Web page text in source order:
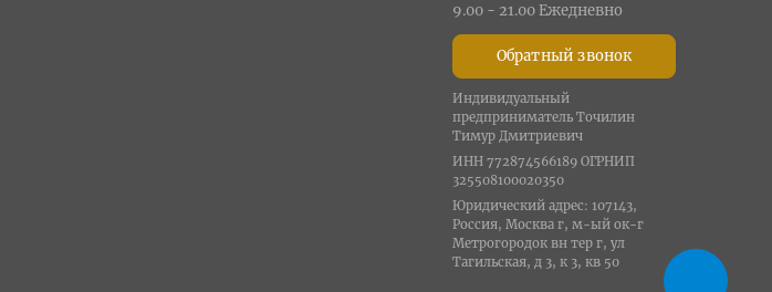
9.00 - 21.00 Ежедневно
Обратный звонок
Индивидуальный
предприниматель Точилин
Тимур Дмитриевич
ИНН 772874566189 ОГРНИП
325508100020350
Юридический адрес: 107143,
Россия, Москва г, м-ый ок-г
Метрогородок вн тер г, ул
Тагильская, д 3, к 3, кв 50